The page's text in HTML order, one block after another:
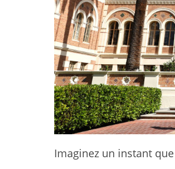
Imaginez un instant